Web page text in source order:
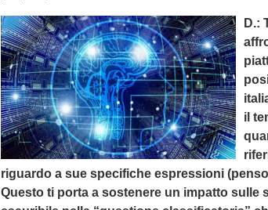
D.:
il
riguardo a sue specifiche espressioni
Questo ti porta a sostenere un impatto sulle